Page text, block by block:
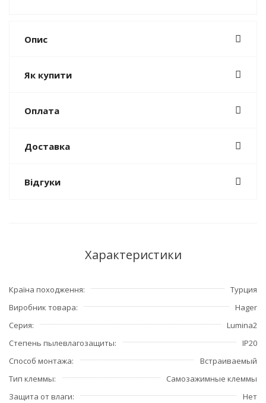
Опис
Як купити
Оплата
Доставка
Відгуки
Характеристики
Країна походження
Турция
Виробник товара
Hager
Серия
Lumina2
Степень пылевлагозащиты
IP20
Способ монтажа
Встраиваемый
Тип клеммы
Самозажимные клеммы
Защита от влаги
Нет